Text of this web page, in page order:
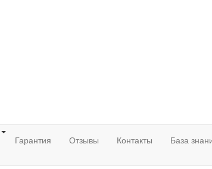
Гарантия Отзывы Контакты База